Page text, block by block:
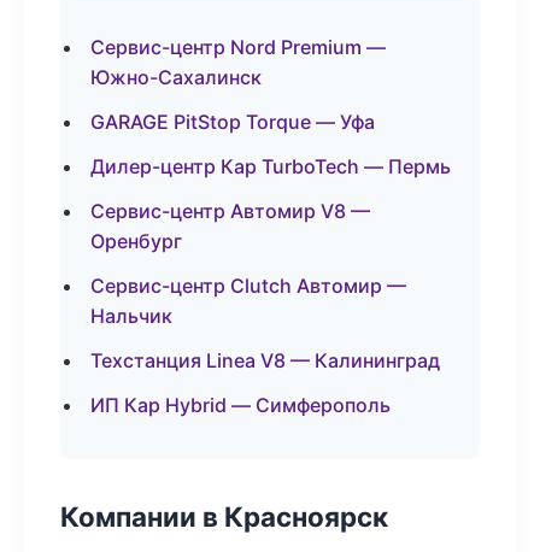
Сервис-центр Nord Premium —
Южно-Сахалинск
GARAGE PitStop Torque — Уфа
Дилер-центр Кар TurboTech — Пермь
Сервис-центр Автомир V8 —
Оренбург
Сервис-центр Clutch Автомир —
Нальчик
Техстанция Linea V8 — Калининград
ИП Кар Hybrid — Симферополь
Компании в Красноярск